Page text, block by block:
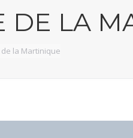
DE LA
de la Martinique